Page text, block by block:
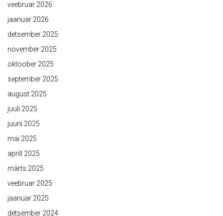
veebruar 2026
jaanuar 2026
detsember 2025
november 2025
oktoober 2025
september 2025
august 2025
juuli 2025
juuni 2025
mai 2025
aprill 2025
märts 2025
veebruar 2025
jaanuar 2025
detsember 2024